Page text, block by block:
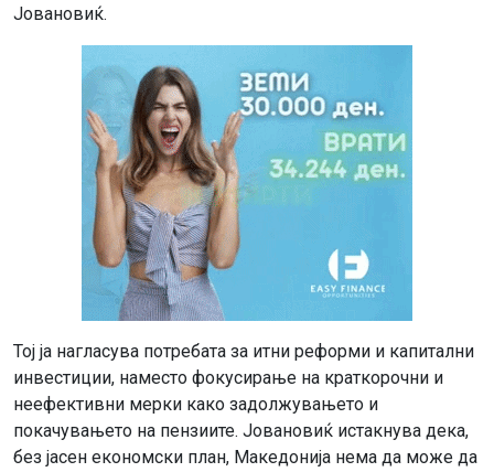
Јовановиќ.
Тој ја нагласува потребата за итни реформи и капитални
инвестиции, наместо фокусирање на краткорочни и
неефективни мерки како задолжувањето и
покачувањето на пензиите. Јовановиќ истакнува дека,
без јасен економски план, Македонија нема да може да